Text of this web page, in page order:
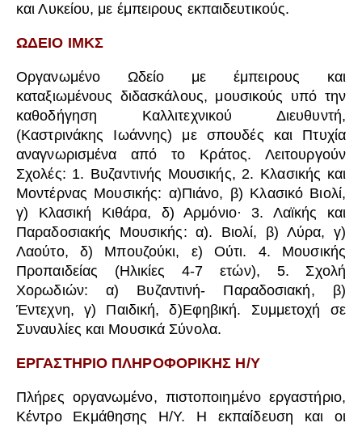
και Λυκείου, με έμπειρους εκπαιδευτικούς.
ΩΔΕΙΟ ΙΜΚΣ
Οργανωμένο Ωδείο με έμπειρους και
καταξιωμένους διδασκάλους, μουσικούς υπό την
καθοδήγηση Καλλιτεχνικού Διευθυντή,
(Καστρινάκης Ιωάννης) με σπουδές και Πτυχία
αναγνωρισμένα από το Κράτος. Λειτουργούν
Σχολές: 1. Βυζαντινής Μουσικής, 2. Κλασικής και
Μοντέρνας Μουσικής: α)Πιάνο, β) Κλασικό Βιολί,
γ) Κλασική Κιθάρα, δ) Αρμόνιο· 3. Λαϊκής και
Παραδοσιακής Μουσικής: α). Βιολί, β) Λύρα, γ)
Λαούτο, δ) Μπουζούκι, ε) Ούτι. 4. Μουσικής
Προπαιδείας (Ηλικίες 4-7 ετών), 5. Σχολή
Χορωδιών: α) Βυζαντινή- Παραδοσιακή, β)
Έντεχνη, γ) Παιδική, δ)Εφηβική. Συμμετοχή σε
Συναυλίες και Μουσικά Σύνολα.
ΕΡΓΑΣΤΗΡΙΟ ΠΛΗΡΟΦΟΡΙΚΗΣ Η/Υ
Πλήρες οργανωμένο, πιστοποιημένο εργαστήριο,
Κέντρο Εκμάθησης Η/Υ. Η εκπαίδευση και οι